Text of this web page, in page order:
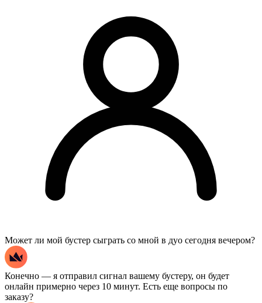
Может ли мой бустер сыграть со мной в дуо сегодня вечером?
Конечно — я отправил сигнал вашему бустеру, он будет
онлайн примерно через 10 минут. Есть еще вопросы по
заказу?